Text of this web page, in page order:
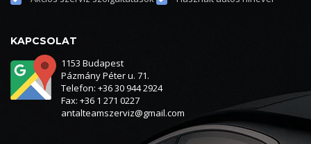
KAPCSOLAT
1153 Budapest
Pázmány Péter u. 71.
Telefon: +36 30 944 2924
Fax: +36 1 271 0227
antalteamszerviz@gmail.com